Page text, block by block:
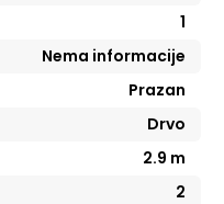
1
Nema informacije
Prazan
Drvo
2.9 m
2